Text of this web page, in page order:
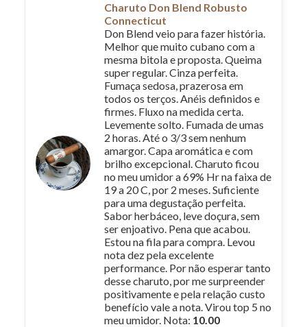
Charuto Don Blend Robusto
Connecticut
Don Blend veio para fazer história.
Melhor que muito cubano com a
mesma bitola e proposta. Queima
super regular. Cinza perfeita.
Fumaça sedosa, prazerosa em
todos os terços. Anéis definidos e
firmes. Fluxo na medida certa.
Levemente solto. Fumada de umas
2 horas. Até o 3/3 sem nenhum
amargor. Capa aromática e com
brilho excepcional. Charuto ficou
no meu umidor a 69% Hr na faixa de
19 a 20 C, por 2 meses. Suficiente
para uma degustação perfeita.
Sabor herbáceo, leve doçura, sem
ser enjoativo. Pena que acabou.
Estou na fila para compra. Levou
nota dez pela excelente
performance. Por não esperar tanto
desse charuto, por me surpreender
positivamente e pela relação custo
benefício vale a nota. Virou top 5 no
meu umidor. Nota: 10.00